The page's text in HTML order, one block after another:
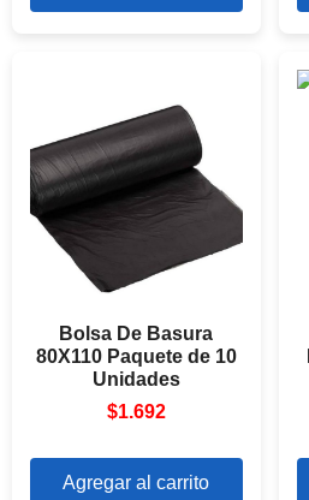
Bolsa De Basura
80X110 Paquete de 10
Unidades
$1.692
Agregar al carrito